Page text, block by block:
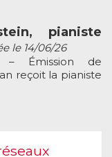
pianiste
le 14/06/26
– Émission de
reçoit la pianiste